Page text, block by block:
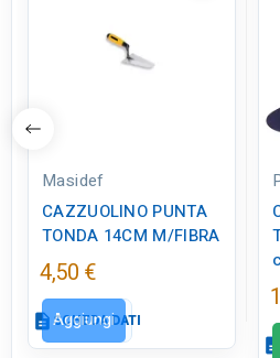
Masidef
CAZZUOLINO PUNTA
TONDA 14CM M/FIBRA
4,50 €
descriptionSCHEDA DATI
Aggiungi